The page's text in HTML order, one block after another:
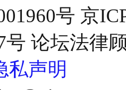
号 京
号 论坛法律
私声明